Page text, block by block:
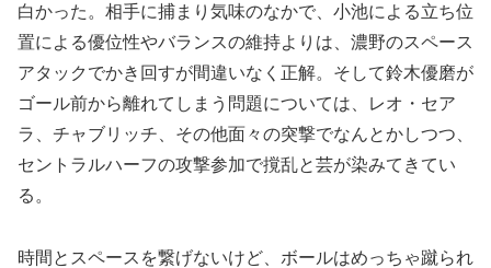
白かった。相手に捕まり気味のなかで、小池による立ち位
置による優位性やバランスの維持よりは、濃野のスペース
アタックでかき回すが間違いなく正解。そして鈴木優磨が
ゴール前から離れてしまう問題については、レオ・セア
ラ、チャブリッチ、その他面々の突撃でなんとかしつつ、
セントラルハーフの攻撃参加で撹乱と芸が染みてきてい
る。
時間とスペースを繋げないけど、ボールはめっちゃ蹴られ